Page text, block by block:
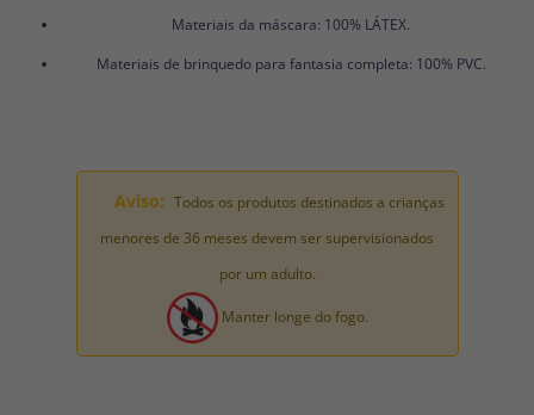
Materiais da máscara: 100% LÁTEX.
Materiais de brinquedo para fantasia completa: 100% PVC.
Aviso: Todos os produtos destinados a crianças
menores de 36 meses devem ser supervisionados
por um adulto.
Manter longe do fogo.